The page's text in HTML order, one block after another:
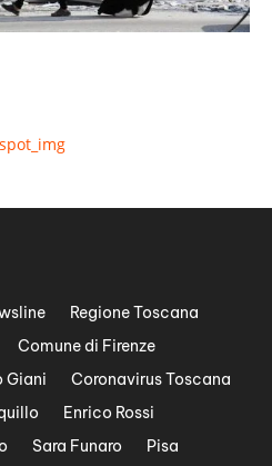
Regione Toscana
Comune di Firenze
Giani
Coronavirus Toscana
Enrico Rossi
Sara Funaro
Pisa